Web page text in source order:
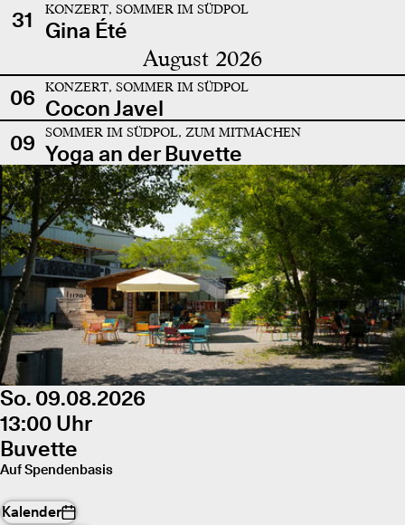
31
KONZERT, SOMMER IM SÜDPOL
Gina Été
August 2026
06 KONZERT, SOMMER IM SÜDPOL
Cocon Javel
09
SOMMER IM SÜDPOL, ZUM MITMACHEN
Yoga an der Buvette
So. 09.08.2026
13:00 Uhr
Buvette
Auf Spendenbasis
Kalender